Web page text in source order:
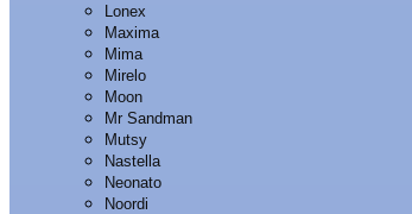
Lonex
Maxima
Mima
Mirelo
Moon
Mr Sandman
Mutsy
Nastella
Neonato
Noordi